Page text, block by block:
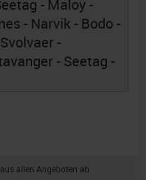
- Maloy -
- Narvik - Bodo -
-
- Seetag -
allen Angeboten ab